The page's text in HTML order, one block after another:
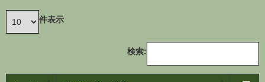
メーカー アイテム名・品番
買